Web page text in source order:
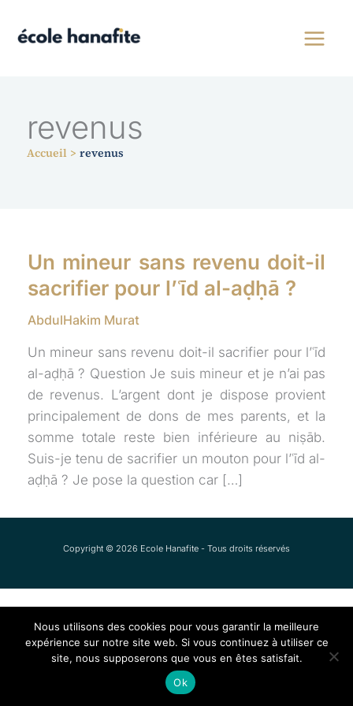
revenus
Accueil revenus
Un mineur sans revenu doit-il
sacrifier pour l’ʿīd al-aḍḥā ?
AbdulHakim Murat
Un mineur sans revenu doit-il sacrifier pour l’ʿīd
al-aḍḥā ? Question Je suis mineur et je n’ai pas
de revenus. L’argent dont je dispose provient
principalement de dons de mes parents, et la
somme totale reste bien inférieure au niṣāb.
Suis-je tenu de sacrifier un mouton pour l’ʿīd al-
aḍḥā ? Je pose la question car […]
Copyright © 2026 Ecole Hanafite - Tous droits réservés
Nous utilisons des cookies pour vous garantir la meilleure
expérience sur notre site web. Si vous continuez à utiliser ce
site, nous supposerons que vous en êtes satisfait.
Ok